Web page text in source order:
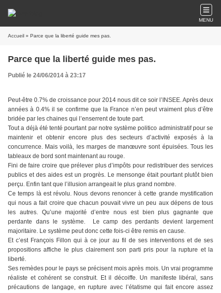
MENU
Accueil » Parce que la liberté guide mes pas.
Parce que la liberté guide mes pas.
Publié le 24/06/2014 à 23:17
Peut-être 0.7% de croissance pour 2014 nous dit ce soir l’INSEE. Après deux
années à 0.4% il se confirme que la France n’en peut vraiment plus d’être
bridée par les chaines qui l’enserrent de toute part.
Tout a déjà été tenté pourtant par notre système politico administratif pour se
maintenir et obtenir encore plus des secteurs d’activité exposés à la
concurrence. Mais voilà, les marges de manœuvre sont épuisées. Tous les
tableaux de bord sont maintenant au rouge.
Fini de faire croire que prélever plus d’impôts pour redistribuer des services
publics et des aides est un progrès. Le mensonge était pourtant plutôt bien
perçu. Enfin tant que l’illusion arrangeait le plus grand nombre.
Ce temps là est révolu. Nous devons renoncer à cette grande mystification
qui nous a fait croire que chacun pouvait vivre un peu aux dépens de tous
les autres. Qu’une majorité d’entre nous est bien plus gagnante que
perdante dans le système. Le camp des perdants devient largement
majoritaire. Le système peut donc cette fois-ci être remis en cause.
Et c’est François Fillon qui à ce jour au fil de ses interventions et de ses
propositions affiche le plus clairement son parti pris pour la rupture et la
liberté.
Ses remèdes pour le pays se précisent mois après mois. Un vrai programme
réaliste et cohérent se construit. Et il décoiffe. Un manifeste libéral, sans
précautions de langage, en rupture avec l’étatisme qui fait encore assez